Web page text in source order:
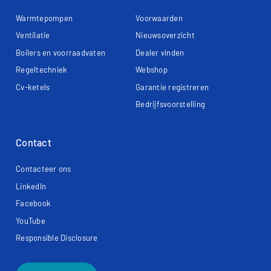
Warmtepompen
Ventilatie
Boilers en voorraadvaten
Regeltechniek
Cv-ketels
Voorwaarden
Nieuwsoverzicht
Dealer vinden
Webshop
Garantie registreren
Bedrijfsvoorstelling
Contact
Contacteer ons
LinkedIn
Facebook
YouTube
Responsible Disclosure